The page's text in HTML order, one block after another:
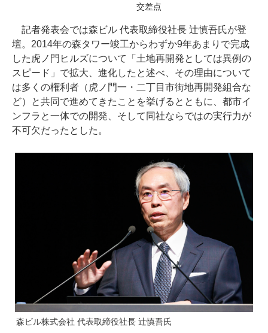
交差点
記者発表会では森ビル 代表取締役社長 辻慎吾氏が登
壇。2014年の森タワー竣工からわずか9年あまりで完成
した虎ノ門ヒルズについて「土地再開発としては異例の
スピード」で拡大、進化したと述べ、その理由について
は多くの権利者（虎ノ門一・二丁目市街地再開発組合な
ど）と共同で進めてきたことを挙げるとともに、都市イ
ンフラと一体での開発、そして同社ならではの実行力が
不可欠だったとした。
森ビル株式会社 代表取締役社長 辻慎吾氏